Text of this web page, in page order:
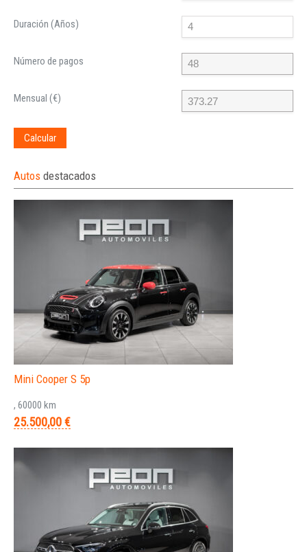
Duración (Años)
Número de pagos
Mensual (€)
Calcular
Autos destacados
Mini Cooper S 5p
, 60000 km
25.500,00 €